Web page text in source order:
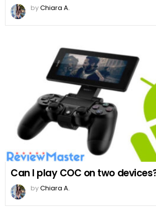
byChiara A.
Can I play COC on two
byChiara A.